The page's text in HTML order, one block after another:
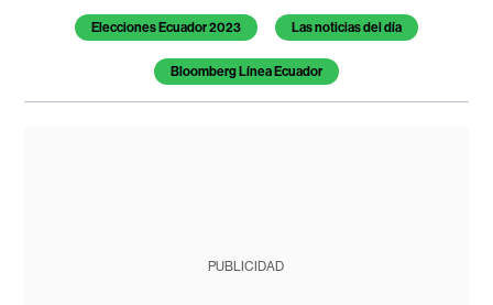
Elecciones Ecuador 2023 Las noticias del día
Bloomberg Línea Ecuador
PUBLICIDAD